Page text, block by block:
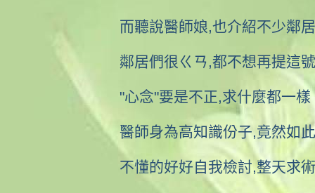
而聽說醫師娘,也介紹不少鄰
鄰居們很ㄍㄢ,都不想再提這
"心念"要是不正,求什麼都一樣
醫師身為高知識份子,竟然如
不懂的好好自我檢討,整天求